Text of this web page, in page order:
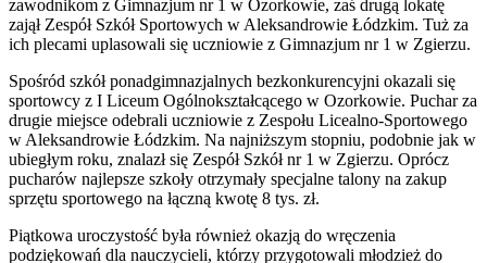
zawodnikom z Gimnazjum nr 1 w Ozorkowie, zaś drugą lokatę
zajął Zespół Szkół Sportowych w Aleksandrowie Łódzkim. Tuż za
ich plecami uplasowali się uczniowie z Gimnazjum nr 1 w Zgierzu.
Spośród szkół ponadgimnazjalnych bezkonkurencyjni okazali się
sportowcy z I Liceum Ogólnokształcącego w Ozorkowie. Puchar za
drugie miejsce odebrali uczniowie z Zespołu Licealno-Sportowego
w Aleksandrowie Łódzkim. Na najniższym stopniu, podobnie jak w
ubiegłym roku, znalazł się Zespół Szkół nr 1 w Zgierzu. Oprócz
pucharów najlepsze szkoły otrzymały specjalne talony na zakup
sprzętu sportowego na łączną kwotę 8 tys. zł.
Piątkowa uroczystość była również okazją do wręczenia
podziękowań dla nauczycieli, którzy przygotowali młodzież do